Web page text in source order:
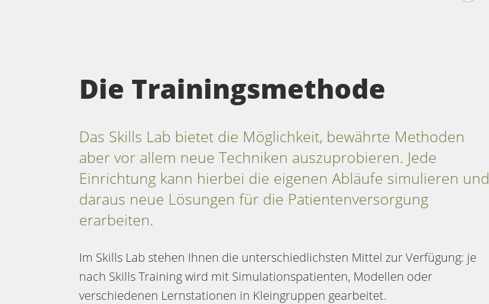
Die Trainingsmethode
Das Skills Lab bietet die Möglichkeit, bewährte Methoden
aber vor allem neue Techniken auszuprobieren. Jede
Einrichtung kann hierbei die eigenen Abläufe simulieren und
daraus neue Lösungen für die Patientenversorgung
erarbeiten.
Im Skills Lab stehen Ihnen die unterschiedlichsten Mittel zur Verfügung: je
nach Skills Training wird mit Simulationspatienten, Modellen oder
verschiedenen Lernstationen in Kleingruppen gearbeitet.